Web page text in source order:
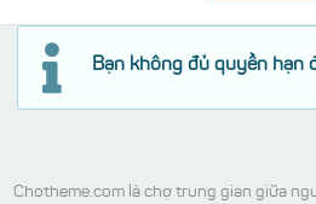
Bạn không đủ quyền hạn
Chotheme.com là chợ trung gian giữa